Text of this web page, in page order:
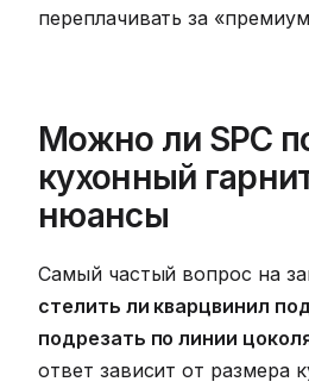
переплачивать за
Можно ли SPC
кухонный
нюансы
Самый частый вопрос на
стелить ли кварцвинил
подрезать по линии
ответ зависит от размера